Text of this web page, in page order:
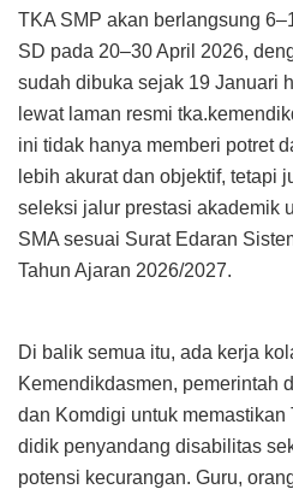
TKA SMP akan berlangsung
SD pada 20–30 April 2026,
sudah dibuka sejak 19 Januari
lewat laman resmi
ini tidak hanya memberi potret
lebih akurat dan objektif, tetapi
seleksi jalur prestasi akademik
SMA sesuai Surat Edaran
Tahun Ajaran 2026/2027.
Di balik semua itu, ada kerja
Kemendikdasmen, pemerintah
dan Komdigi untuk memastikan
didik penyandang disabilitas
potensi kecurangan. Guru,